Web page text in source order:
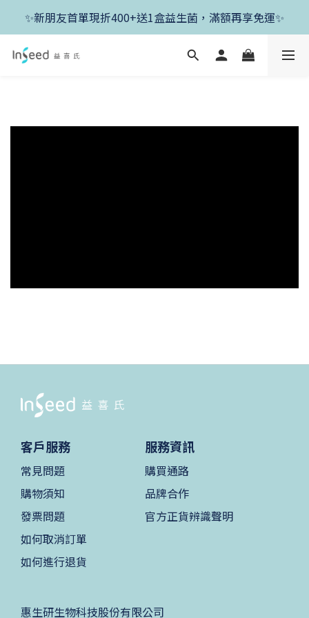
✨新朋友首單現折400+送1盒益生菌，滿額再享免運✨
✨新朋友首單現折400+送1盒益生菌，滿額再享免運✨
✨父親節開跑！好菌任搭8折，滿額加送1盒好菌✨
客戶服務
常見問題
購物須知
發票問題
如何取消訂單
如何進行退貨
服務資訊
購買通路
品牌合作
官方正貨辨識聲明
惠生研生物科技股份有限公司